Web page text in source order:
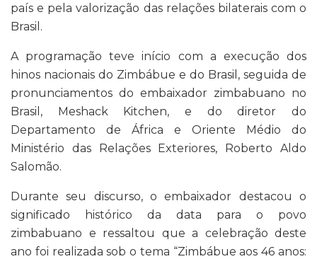
país e pela valorização das relações bilaterais com o
Brasil.
A programação teve início com a execução dos
hinos nacionais do Zimbábue e do Brasil, seguida de
pronunciamentos do embaixador zimbabuano no
Brasil, Meshack Kitchen, e do diretor do
Departamento de África e Oriente Médio do
Ministério das Relações Exteriores, Roberto Aldo
Salomão.
Durante seu discurso, o embaixador destacou o
significado histórico da data para o povo
zimbabuano e ressaltou que a celebração deste
ano foi realizada sob o tema “Zimbábue aos 46 anos: